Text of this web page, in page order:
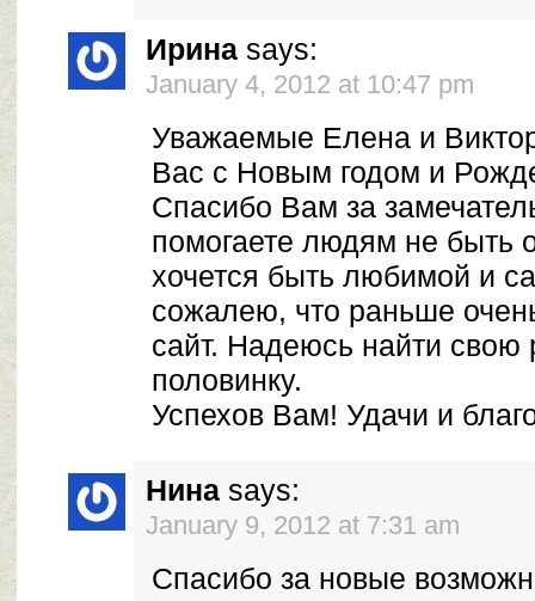
Ирина says:
January 4, 2012 at 10:47 pm
Уважаемые Елена и
Вас с Новым годом и
Спасибо Вам за
помогаете людям не быть
хочется быть любимой и
сожалею, что раньше
сайт. Надеюсь найти
половинку.
Успехов Вам! Удачи и
Нина says:
January 9, 2012 at 7:31 am
Спасибо за новые